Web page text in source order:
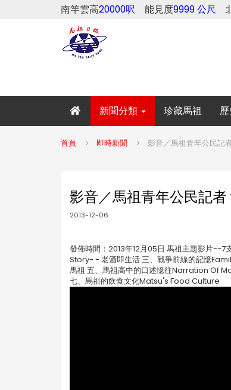
南竿雲高20000呎 能見度9999 公尺
新聞分類 珍藏馬祖
首頁 即時新聞 影音／馬祖青年公民記
影音／馬祖青年公民記
2013-12-06
發佈時間：2013年12月05日 馬祖主題影片--
Story- - 老酒即生活 三、戰爭前線的記憶
馬祖 五、馬祖高中的口述憶往Narration Of
七、馬祖的飲食文化Matsu's Food Culture